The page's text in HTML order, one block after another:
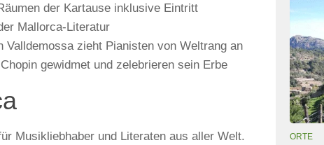
der Kartause inklusive Eintritt
Mallorca-Literatur
Valldemossa zieht Pianisten von Weltrang an
gewidmet und zelebrieren sein Erbe
Musikliebhaber und Literaten aus aller Welt.
ORTE